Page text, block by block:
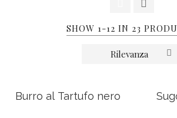
SHOW 1-12 IN 23
Rilevanza
Burro al Tartufo nero